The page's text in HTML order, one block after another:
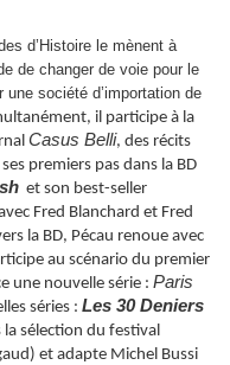
d’Histoire le mènent à
de changer de voie pour le
société d’importation de
il participe à la
Casus Belli, des récits
premiers pas dans la BD
et son best-seller
Fred Blanchard et Fred
la BD, Pécau renoue avec
au scénario du premier
une nouvelle série : Paris
séries : Les 30 Deniers
sélection du festival
et adapte Michel Bussi